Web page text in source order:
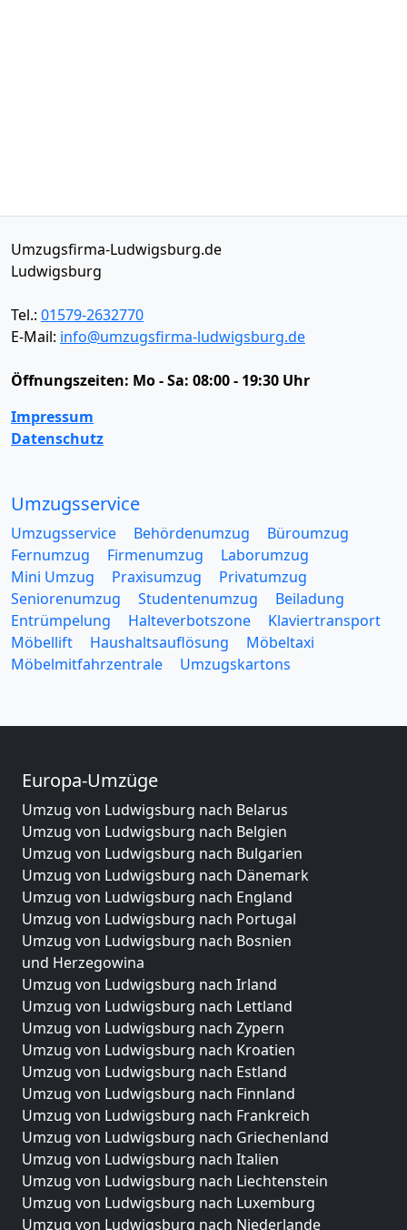
Umzugsfirma-Ludwigsburg.de
Ludwigsburg
Tel.: 01579-2632770
E-Mail: info@umzugsfirma-ludwigsburg.de
Öffnungszeiten: Mo - Sa: 08:00 - 19:30 Uhr
Impressum
Datenschutz
Umzugsservice
Umzugsservice Behördenumzug
Büroumzug
Fernumzug
Firmenumzug
Laborumzug
Mini Umzug
Praxisumzug
Privatumzug
Seniorenumzug
Studentenumzug
Beiladung
Entrümpelung
Halteverbotszone
Klaviertransport
Möbellift
Haushaltsauflösung
Möbeltaxi
Möbelmitfahrzentrale
Umzugskartons
Europa-Umzüge
Umzug von Ludwigsburg nach Belarus
Umzug von Ludwigsburg nach Belgien
Umzug von Ludwigsburg nach Bulgarien
Umzug von Ludwigsburg nach Dänemark
Umzug von Ludwigsburg nach England
Umzug von Ludwigsburg nach Portugal
Umzug von Ludwigsburg nach Bosnien
und Herzegowina
Umzug von Ludwigsburg nach Irland
Umzug von Ludwigsburg nach Lettland
Umzug von Ludwigsburg nach Zypern
Umzug von Ludwigsburg nach Kroatien
Umzug von Ludwigsburg nach Estland
Umzug von Ludwigsburg nach Finnland
Umzug von Ludwigsburg nach Frankreich
Umzug von Ludwigsburg nach Griechenland
Umzug von Ludwigsburg nach Italien
Umzug von Ludwigsburg nach Liechtenstein
Umzug von Ludwigsburg nach Luxemburg
Umzug von Ludwigsburg nach Niederlande